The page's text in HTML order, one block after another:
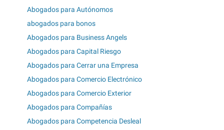
Abogados para Autónomos
abogados para bonos
Abogados para Business Angels
Abogados para Capital Riesgo
Abogados para Cerrar una Empresa
Abogados para Comercio Electrónico
Abogados para Comercio Exterior
Abogados para Compañías
Abogados para Competencia Desleal